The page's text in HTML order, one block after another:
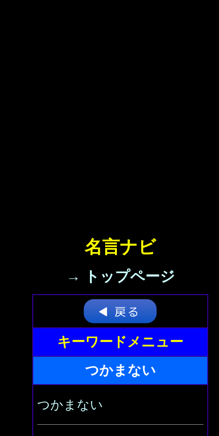
名言ナビ
→ トップページ
キーワードメニュー
つかまない
つかまない